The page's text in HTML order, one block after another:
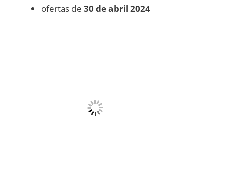
ofertas de 30 de abril 2024